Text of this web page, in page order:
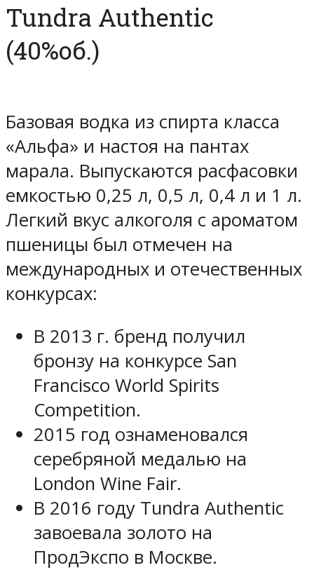
Tundra Authentic
(40%об.)
Базовая водка из спирта класса
«Альфа» и настоя на пантах
марала. Выпускаются расфасовки
емкостью 0,25 л, 0,5 л, 0,4 л и 1 л.
Легкий вкус алкоголя с ароматом
пшеницы был отмечен на
международных и отечественных
конкурсах:
В 2013 г. бренд получил
бронзу на конкурсе San
Francisco World Spirits
Competition.
2015 год ознаменовался
серебряной медалью на
London Wine Fair.
В 2016 году Tundra Authentic
завоевала золото на
ПродЭкспо в Москве.